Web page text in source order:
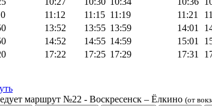
11:12 11:15 11:19 11:21
13:52 13:55 13:59 14:01
14:52 14:55 14:59 15:01
17:22 17:25 17:29 17:31
маршрут №22 - Воскресенск – Ёлкино (от